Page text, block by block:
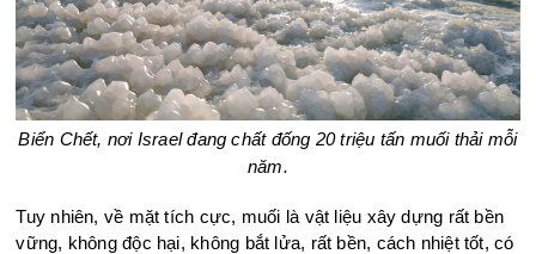
Biển Chết, nơi Israel đang chất đống 20 triệu tấn muối thải mỗi
năm.
Tuy nhiên, về mặt tích cực, muối là vật liệu xây dựng rất bền
vững, không độc hại, không bắt lửa, rất bền, cách nhiệt tốt, có